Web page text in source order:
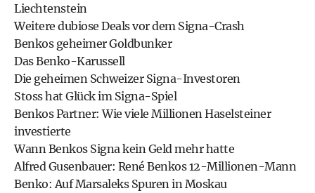
Liechtenstein
Weitere dubiose Deals vor dem Signa-Crash
Benkos geheimer Goldbunker
Das Benko-Karussell
Die geheimen Schweizer Signa-Investoren
Stoss hat Glück im Signa-Spiel
Benkos Partner: Wie viele Millionen Haselsteiner
investierte
Wann Benkos Signa kein Geld mehr hatte
Alfred Gusenbauer: René Benkos 12-Millionen-Mann
Benko: Auf Marsaleks Spuren in Moskau